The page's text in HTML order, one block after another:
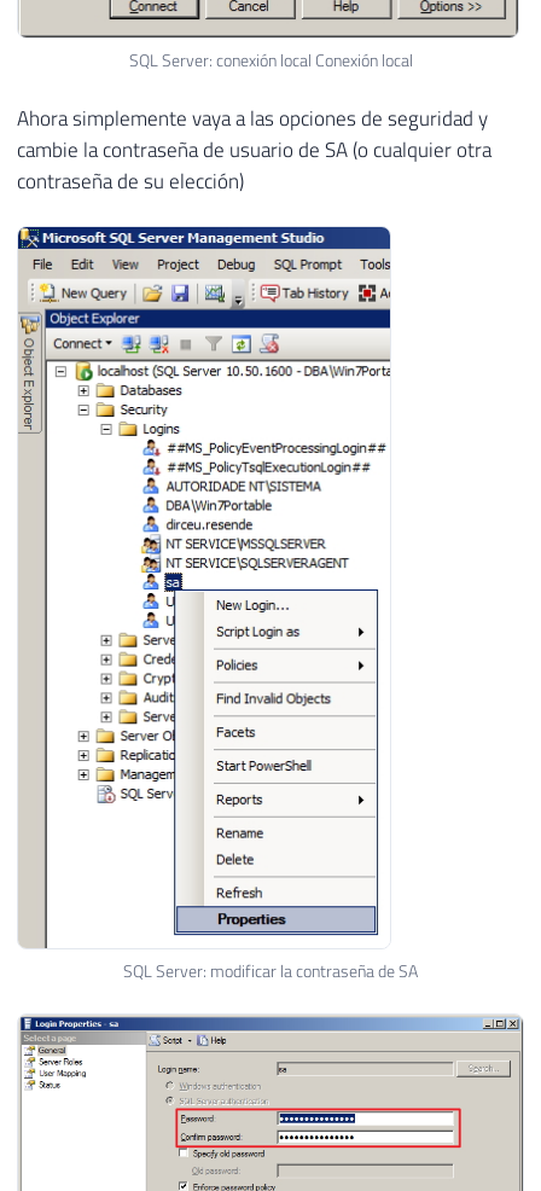
SQL Server: conexión local Conexión local
Ahora simplemente vaya a las opciones de seguridad y
cambie la contraseña de usuario de SA (o cualquier otra
contraseña de su elección)
SQL Server: modificar la contraseña de SA